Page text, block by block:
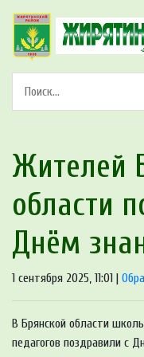
Жителей
области
Днём
1 сентября 2025, 11:01 |
В Брянской области
педагогов поздравили с